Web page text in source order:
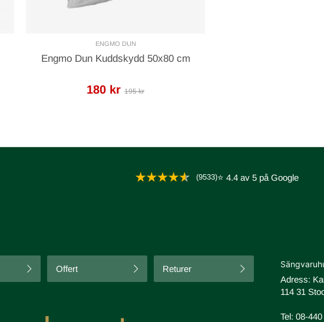
ENGMO DUN
Engmo Dun Kuddskydd 50x80 cm
180 kr 195 kr
(9533)⭐ 4.4 av 5 på Google
Offert Returer
Adress:
114 31
Tel: 08-